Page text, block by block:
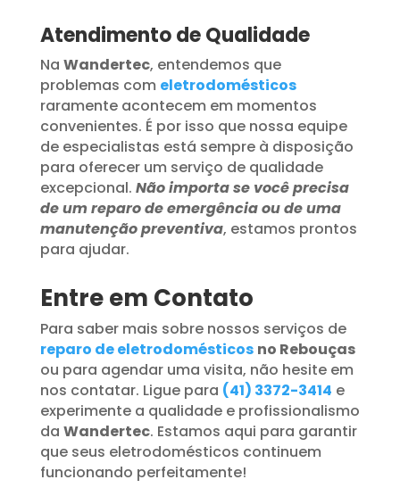
Atendimento de Qualidade
Na Wandertec, entendemos que
problemas com eletrodomésticos
raramente acontecem em momentos
convenientes. É por isso que nossa equipe
de especialistas está sempre à disposição
para oferecer um serviço de qualidade
excepcional. Não importa se você precisa
de um reparo de emergência ou de uma
manutenção preventiva, estamos prontos
para ajudar.
Entre em Contato
Para saber mais sobre nossos serviços de
reparo de eletrodomésticos no Rebouças
ou para agendar uma visita, não hesite em
nos contatar. Ligue para (41) 3372-3414 e
experimente a qualidade e profissionalismo
da Wandertec. Estamos aqui para garantir
que seus eletrodomésticos continuem
funcionando perfeitamente!